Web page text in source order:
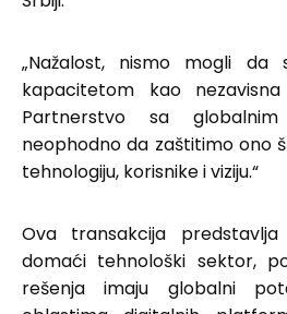
„Nažalost, nismo mogli da
kapacitetom kao
Partnerstvo sa
neophodno da zaštitimo ono
tehnologiju, korisnike i viziju.“
Ova transakcija
domaći tehnološki sektor,
rešenja imaju globalni